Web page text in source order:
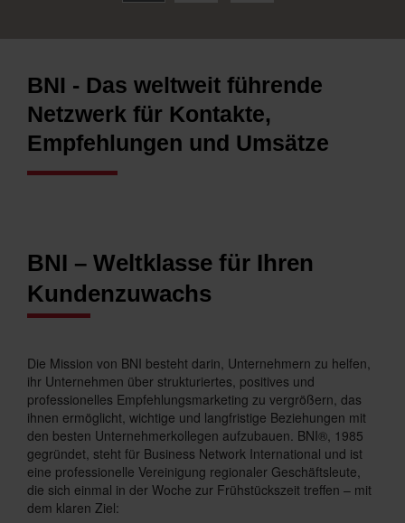
BNI - Das weltweit führende
Netzwerk für Kontakte,
Empfehlungen und Umsätze
BNI – Weltklasse für Ihren
Kundenzuwachs
Die Mission von BNI besteht darin, Unternehmern zu helfen,
ihr Unternehmen über strukturiertes, positives und
professionelles Empfehlungsmarketing zu vergrößern, das
ihnen ermöglicht, wichtige und langfristige Beziehungen mit
den besten Unternehmerkollegen aufzubauen. BNI®, 1985
gegründet, steht für Business Network International und ist
eine professionelle Vereinigung regionaler Geschäftsleute,
die sich einmal in der Woche zur Frühstückszeit treffen – mit
dem klaren Ziel: